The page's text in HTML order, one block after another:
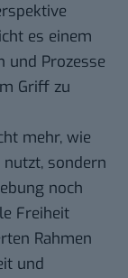
es einem
und Prozesse
Griff zu
mehr, wie
sondern
noch
Freiheit
Rahmen
und